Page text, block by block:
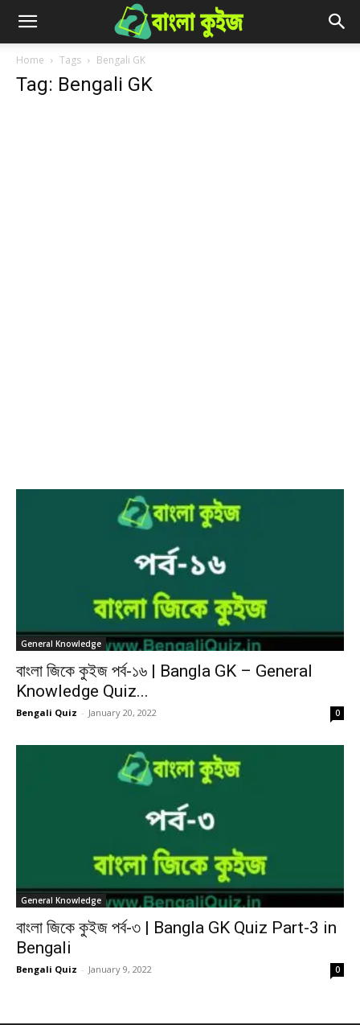
Home Tags Bengali GK
Tag: Bengali GK
General Knowledge
বাংলা জিকে কুইজ পর্ব-১৬ | Bangla GK – General
Knowledge Quiz...
Bengali Quiz - January 20, 2022 0
General Knowledge
বাংলা জিকে কুইজ পর্ব-৩ | Bangla GK Quiz Part-3 in
Bengali
Bengali Quiz - January 9, 2022 0